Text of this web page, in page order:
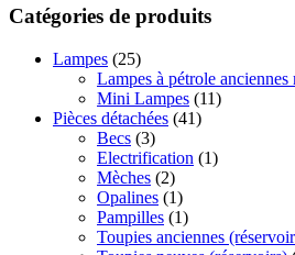
Catégories de produits
Lampes (25)
Lampes à pétrole anciennes
Mini Lampes (11)
Pièces détachées (41)
Becs (3)
Electrification (1)
Mèches (2)
Opalines (1)
Pampilles (1)
Toupies anciennes